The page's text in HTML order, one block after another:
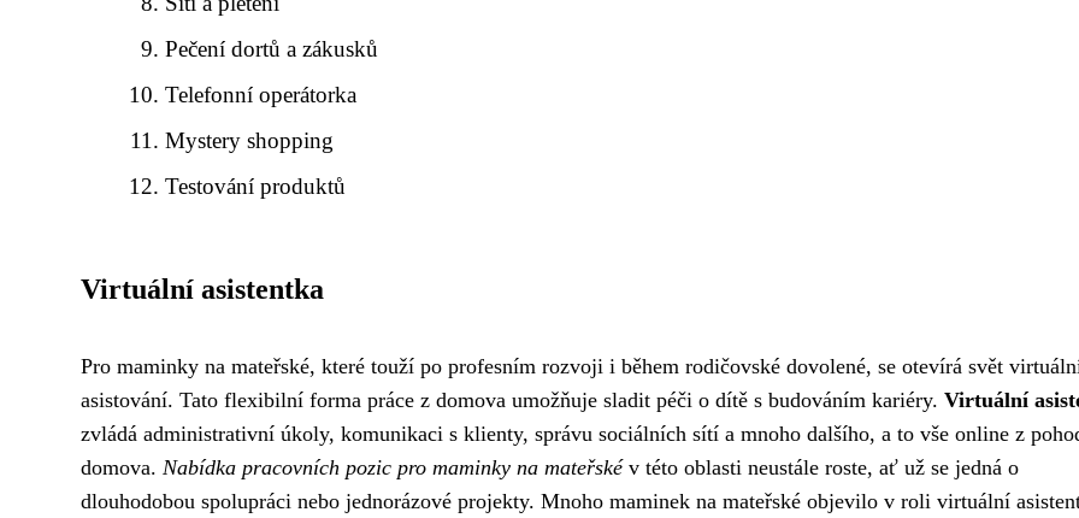
Pečení dortů a zákusků
Telefonní operátorka
Mystery shopping
Testování produktů
Virtuální asistentka
Pro maminky na mateřské, které touží po profesním rozvoji i během rodičovské dovolené, se otevírá svět
asistování. Tato flexibilní forma práce z domova umožňuje sladit péči o dítě s budováním kariéry. Virtuální
zvládá administrativní úkoly, komunikaci s klienty, správu sociálních sítí a mnoho dalšího, a to vše online z
domova. Nabídka pracovních pozic pro maminky na mateřskév této oblasti neustále roste, ať už se jedná o
dlouhodobou spolupráci nebo jednorázové projekty. Mnoho maminek na mateřské objevilo v roli virtuální